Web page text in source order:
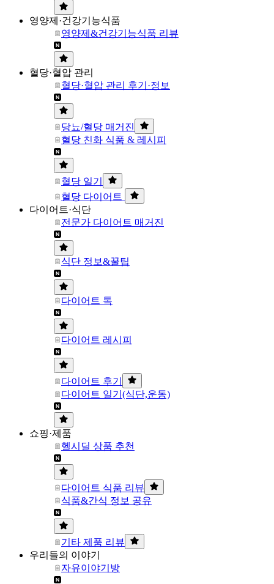
영양제·건강기능식품
영양제&건강기능식품 리뷰
혈당·혈압 관리
혈당·혈압 관리 후기·정보
당뇨/혈당 매거진
혈당 친화 식품 & 레시피
혈당 일기
혈당 다이어트
다이어트·식단
전문가 다이어트 매거진
식단 정보&꿀팁
다이어트 톡
다이어트 레시피
다이어트 후기
다이어트 일기(식단,운동)
쇼핑·제품
헬시딜 상품 추천
다이어트 식품 리뷰
식품&간식 정보 공유
기타 제품 리뷰
우리들의 이야기
자유이야기방